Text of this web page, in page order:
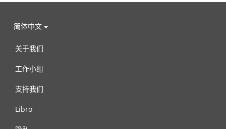
简体中文
关于我们
工作小组
支持我们
Libro